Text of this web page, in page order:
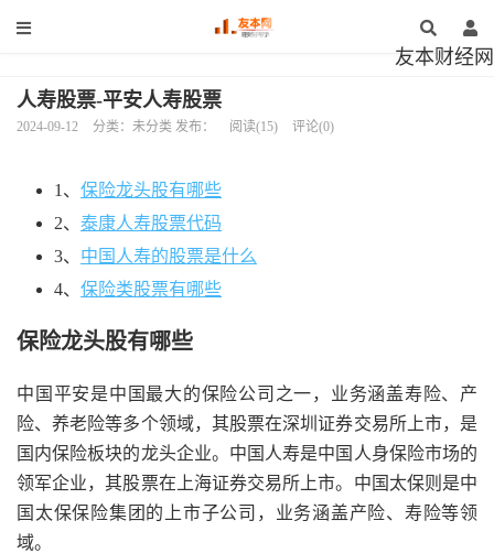
友本财经网
人寿股票-平安人寿股票
2024-09-12 分类：未分类 发布： 阅读(15) 评论(0)
1、 保险龙头股有哪些
2、 泰康人寿股票代码
3、 中国人寿的股票是什么
4、 保险类股票有哪些
保险龙头股有哪些
中国平安是中国最大的保险公司之一，业务涵盖寿险、产
险、养老险等多个领域，其股票在深圳证券交易所上市，是
国内保险板块的龙头企业。中国人寿是中国人身保险市场的
领军企业，其股票在上海证券交易所上市。中国太保则是中
国太保保险集团的上市子公司，业务涵盖产险、寿险等领
域。